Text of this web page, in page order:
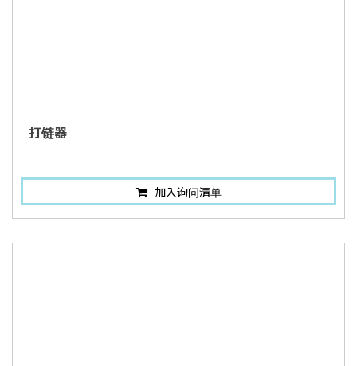
打链器
加入询问清单